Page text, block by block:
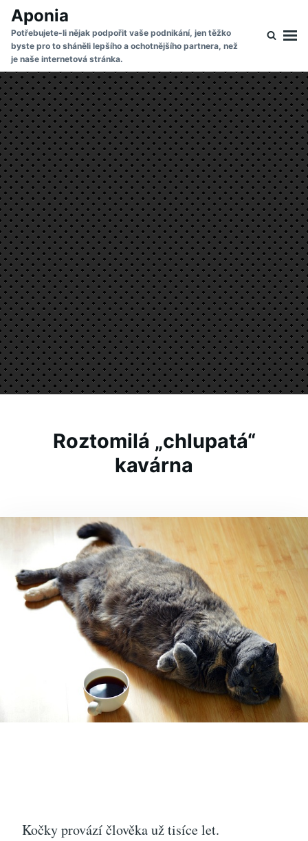
Skip
content
Search
for:
Aponia
Potřebujete-li nějak podpořit vaše podnikání, jen těžko
byste pro to sháněli lepšího a ochotnějšího partnera, než
je naše internetová stránka.
Roztomilá „chlupatá“
kavárna
Kočky provází člověka už tisíce let.